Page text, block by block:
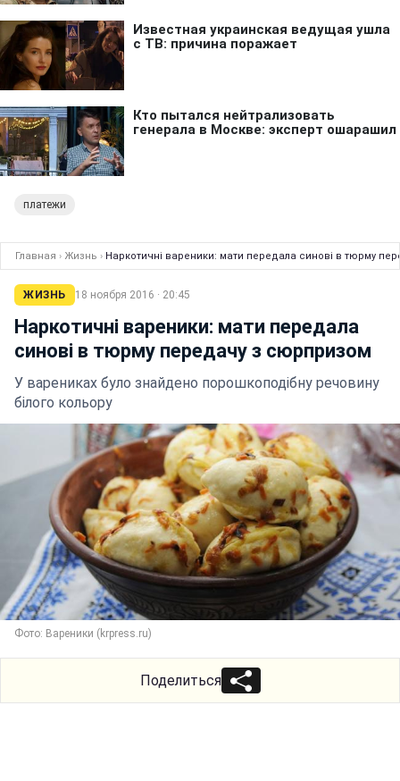
платежи
Главная › Жизнь › Наркотичні вареники: мати передала синові в тюрму
ЖИЗНЬ 18 ноября 2016 · 20:45
Наркотичні вареники: мати передала
синові в тюрму передачу з сюрпризом
У варениках було знайдено порошкоподібну речовину
білого кольору
Фото: Вареники (krpress.ru)
Поделиться